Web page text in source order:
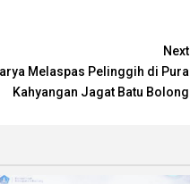
Next
Melaspas Pelinggih di Pura
Kahyangan Jagat Batu Bolong